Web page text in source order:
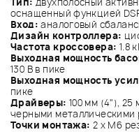
оснащенный функцией
Вход:аналоговый
Дизайн контроллера:
Частота кроссовера: 1.8
Выходная мощность
130 В в пике
Выходная мощность
пике
Драйверы: 100 мм (4"), 25
черными металлическими
Точки монтажа: 2 x M6